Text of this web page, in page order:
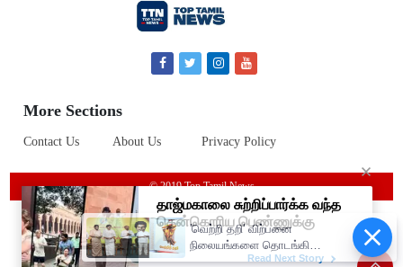
More Sections
Contact Us About Us Privacy Policy
© 2019 Top Tamil News
'வெற்றி தறி' விற்பனை
நிலையங்களை தொடங்கி
வைத்தார் முதலமைச்சர் விஜய்..!